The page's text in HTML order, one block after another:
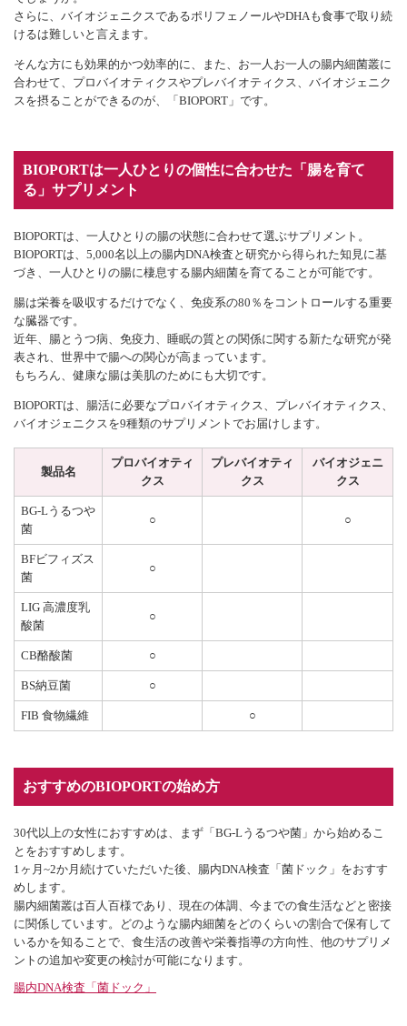
さらに、バイオジェニクスであるポリフェノールやDHAも食事で取り続
けるは難しいと言えます。
そんな方にも効果的かつ効率的に、また、お一人お一人の腸内細菌叢に
合わせて、プロバイオティクスやプレバイオティクス、バイオジェニク
スを摂ることができるのが、「BIOPORT」です。
BIOPORTは一人ひとりの個性に合わせた「腸を育て
る」サプリメント
BIOPORTは、一人ひとりの腸の状態に合わせて選ぶサプリメント。
BIOPORTは、5,000名以上の腸内DNA検査と研究から得られた知見に基
づき、一人ひとりの腸に棲息する腸内細菌を育てることが可能です。
腸は栄養を吸収するだけでなく、免疫系の80％をコントロールする重要
な臓器です。
近年、腸とうつ病、免疫力、睡眠の質との関係に関する新たな研究が発
表され、世界中で腸への関心が高まっています。
もちろん、健康な腸は美肌のためにも大切です。
BIOPORTは、腸活に必要なプロバイオティクス、プレバイオティクス、
バイオジェニクスを9種類のサプリメントでお届けします。
製品名
プロバイオティ
クス
プレバイオティ
クス
バイオジェニ
クス
BG-Lうるつや
菌
○ ○
BFビフィズス
菌
○
LIG 高濃度乳
酸菌
○
CB酪酸菌 ○
BS納豆菌 ○
FIB 食物繊維 ○
おすすめのBIOPORTの始め方
30代以上の女性におすすめは、まず「BG-Lうるつや菌」から始めるこ
とをおすすめします。
1ヶ月~2か月続けていただいた後、腸内DNA検査「菌ドック」をおすす
めします。
腸内細菌叢は百人百様であり、現在の体調、今までの食生活などと密接
に関係しています。どのような腸内細菌をどのくらいの割合で保有して
いるかを知ることで、食生活の改善や栄養指導の方向性、他のサプリメ
ントの追加や変更の検討が可能になります。
腸内DNA検査「菌ドック」